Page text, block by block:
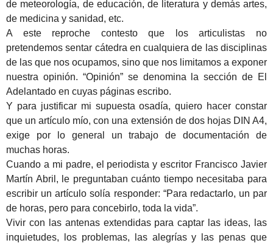
de meteorología, de educación, de literatura y demás artes,
de medicina y sanidad, etc.
A este reproche contesto que los articulistas no
pretendemos sentar cátedra en cualquiera de las disciplinas
de las que nos ocupamos, sino que nos limitamos a exponer
nuestra opinión. “Opinión” se denomina la sección de El
Adelantado en cuyas páginas escribo.
Y para justificar mi supuesta osadía, quiero hacer constar
que un artículo mío, con una extensión de dos hojas DIN A4,
exige por lo general un trabajo de documentación de
muchas horas.
Cuando a mi padre, el periodista y escritor Francisco Javier
Martín Abril, le preguntaban cuánto tiempo necesitaba para
escribir un artículo solía responder: “Para redactarlo, un par
de horas, pero para concebirlo, toda la vida”.
Vivir con las antenas extendidas para captar las ideas, las
inquietudes, los problemas, las alegrías y las penas que